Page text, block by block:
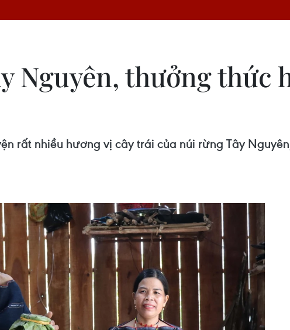
Nguyên, thưởng thức
rất nhiều hương vị cây trái của núi rừng Tây